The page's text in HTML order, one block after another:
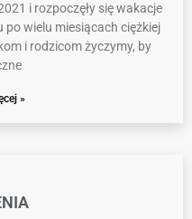
i rozpoczęły się wakacje
po wielu miesiącach ciężkiej
i rodzicom życzymy, by
»